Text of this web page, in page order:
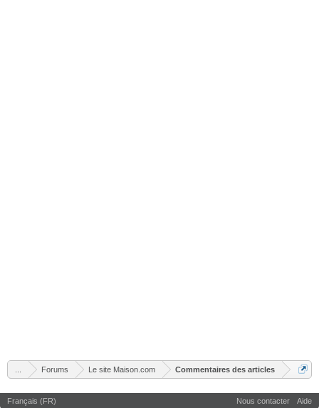
Forums Le site Maison.com Commentaires des articles
Français (FR) Nous contacter Aide